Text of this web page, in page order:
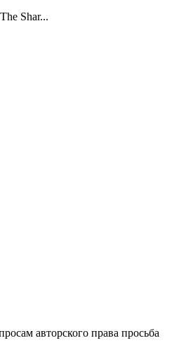
Shar...
авторского права просьба